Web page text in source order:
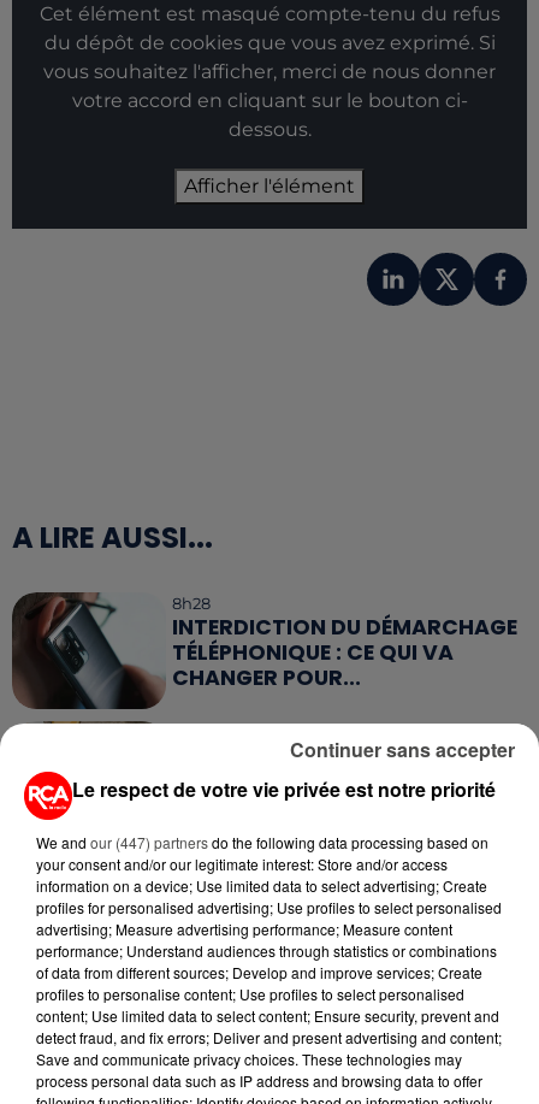
Cet élément est masqué compte-tenu du refus
du dépôt de cookies que vous avez exprimé. Si
vous souhaitez l'afficher, merci de nous donner
votre accord en cliquant sur le bouton ci-
dessous.
Afficher l'élément
A LIRE AUSSI...
8h28
INTERDICTION DU DÉMARCHAGE
TÉLÉPHONIQUE : CE QUI VA
CHANGER POUR...
PETIT-DÉJEUNER : EST-IL
VRAIMENT OBLIGATOIRE DE
MANGER LE MATIN ?
7 août 2026
WEEK-END ROUGE SUR LES
ROUTES : LE GRAND OUEST SE
PRÉPARE À UN...
6 août 2026
MÉGOTS ET FEUX DE FORÊT : LES
INDUSTRIELS DU TABAC BIENTÔT
TAXÉS...
Le respect de votre vie privée est notre priorité
We and our (447) partnersdo the following data processing based on
your consent and/or our legitimate interest: Store and/or access
information on a device; Use limited data to select advertising; Create
profiles for personalised advertising; Use profiles to select personalised
advertising; Measure advertising performance; Measure content
performance; Understand audiences through statistics or combinations
of data from different sources; Develop and improve services; Create
profiles to personalise content; Use profiles to select personalised
content; Use limited data to select content; Ensure security, prevent and
detect fraud, and fix errors; Deliver and present advertising and content;
Save and communicate privacy choices. These technologies may
process personal data such as IP address and browsing data to offer
Continuer sans accepter